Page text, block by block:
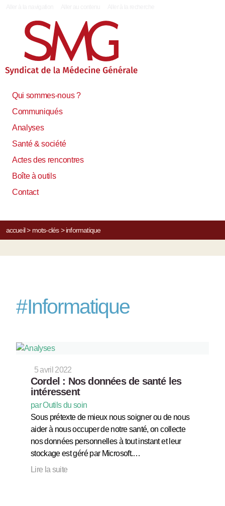
Qui sommes-nous ?
Communiqués
Analyses
Santé & société
Actes des rencontres
Boîte à outils
Contact
accueil> mots-clés> informatique
#Informatique
5 avril 2022
Cordel : Nos données de santé les
intéressent
par Outils du soin
Sous prétexte de mieux nous soigner ou de nous
aider à nous occuper de notre santé, on collecte
nos données personnelles à tout instant et leur
stockage est géré par Microsoft.…
Lire la suite